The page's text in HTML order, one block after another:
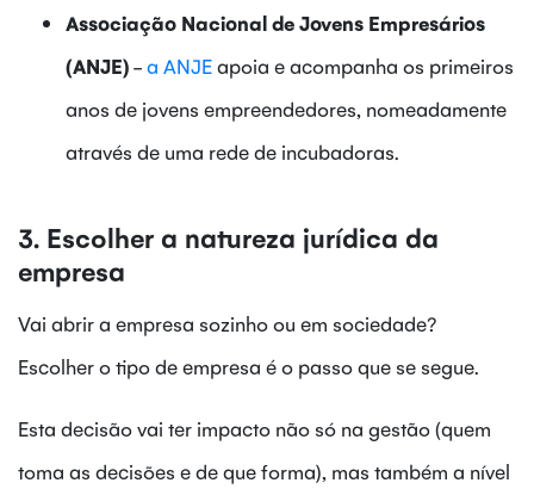
Associação Nacional de Jovens Empresários
(ANJE)-a ANJEapoia e acompanha os primeiros
anos de jovens empreendedores, nomeadamente
através de uma rede de incubadoras.
3. Escolher a natureza jurídica da
empresa
Vai abrir a empresa sozinho ou em sociedade?
Escolher o tipo de empresa é o passo que se segue.
Esta decisão vai ter impacto não só na gestão (quem
toma as decisões e de que forma), mas também a nível